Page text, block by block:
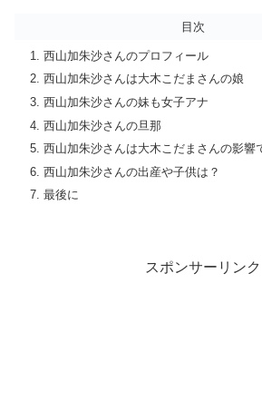
目次
西山加朱沙さんのプロフィール
西山加朱沙さんは大木こだまさんの娘
西山加朱沙さんの妹も女子アナ
西山加朱沙さんの旦那
西山加朱沙さんは大木こだまさんの影響
西山加朱沙さんの出産や子供は？
最後に
スポンサーリンク